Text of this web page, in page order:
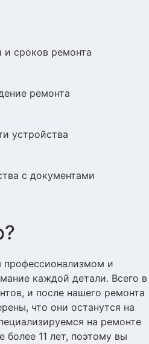
и сроков ремонта
ремонта
устройства
с документами
и
каждой детали. Всего в
и после нашего ремонта
что они останутся на
на ремонте
более 11 лет, поэтому вы